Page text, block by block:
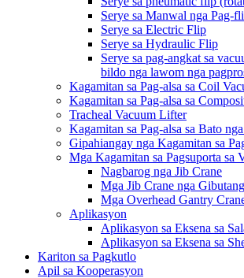
Serye sa Manwal nga Pag-
Serye sa Electric Flip
Serye sa Hydraulic Flip
Serye sa pag-angkat sa
bildo nga lawom nga
Kagamitan sa Pag-alsa sa Coil
Kagamitan sa Pag-alsa sa
Tracheal Vacuum Lifter
Kagamitan sa Pag-alsa sa Bato
Gipahiangay nga Kagamitan sa
Mga Kagamitan sa Pagsuporta sa
Nagbarog nga Jib Crane
Mga Jib Crane nga
Mga Overhead Gantry
Aplikasyon
Aplikasyon sa Eksena sa
Aplikasyon sa Eksena sa
Kariton sa Pagkutlo
Apil sa Kooperasyon